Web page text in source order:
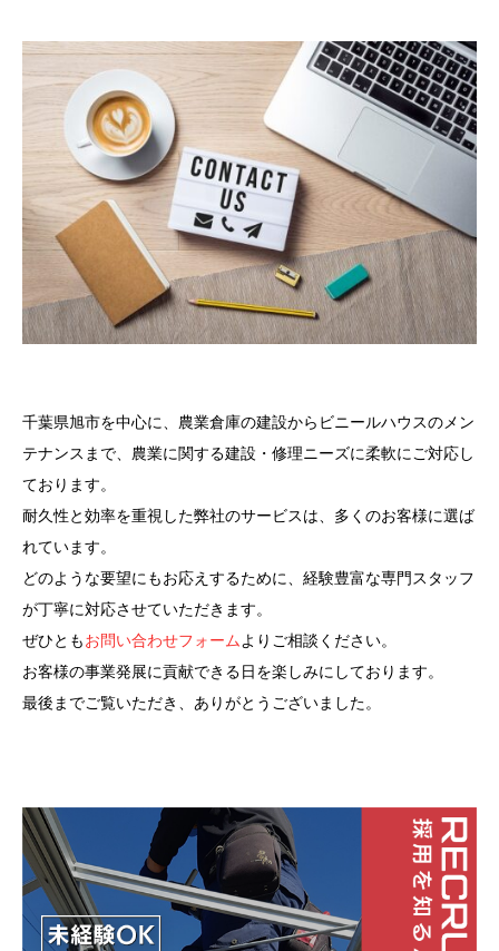
千葉県旭市を中心に、農業倉庫の建設からビニールハウスのメン
テナンスまで、農業に関する建設・修理ニーズに柔軟にご対応し
ております。
耐久性と効率を重視した弊社のサービスは、多くのお客様に選ば
れています。
どのような要望にもお応えするために、経験豊富な専門スタッフ
が丁寧に対応させていただきます。
ぜひともお問い合わせフォーム よりご相談ください。
お客様の事業発展に貢献できる日を楽しみにしております。
最後までご覧いただき、ありがとうございました。